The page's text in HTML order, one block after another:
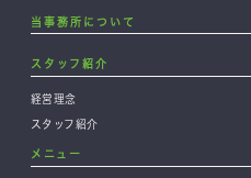
当事務所について
スタッフ紹介
経営理念
スタッフ紹介
メニュー